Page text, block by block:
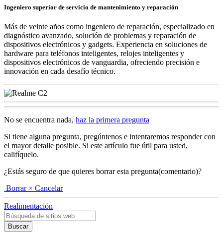
Ingeniero superior de servicio de mantenimiento y reparación
Más de veinte años como ingeniero de reparación, especializado en
diagnóstico avanzado, solución de problemas y reparación de
dispositivos electrónicos y gadgets. Experiencia en soluciones de
hardware para teléfonos inteligentes, relojes inteligentes y
dispositivos electrónicos de vanguardia, ofreciendo precisión e
innovación en cada desafío técnico.
No se encuentra nada, haz la primera pregunta
Si tiene alguna pregunta, pregúntenos e intentaremos responder con
el mayor detalle posible. Si este artículo fue útil para usted,
califíquelo.
¿Estás seguro de que quieres borrar esta pregunta(comentario)?
Borrar × Cancelar
Realimentación